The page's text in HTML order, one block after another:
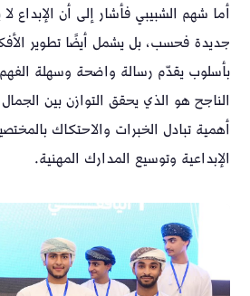
أما شهم الشبيبي فأشار إلى أن الإبداع
جديدة فحسب، بل يشمل أيضًا تطوير
بأسلوب يقدّم رسالة واضحة وسهلة
الناجح هو الذي يحقق التوازن بين
أهمية تبادل الخبرات والاحتكاك
الإبداعية وتوسيع المدارك المهنية.